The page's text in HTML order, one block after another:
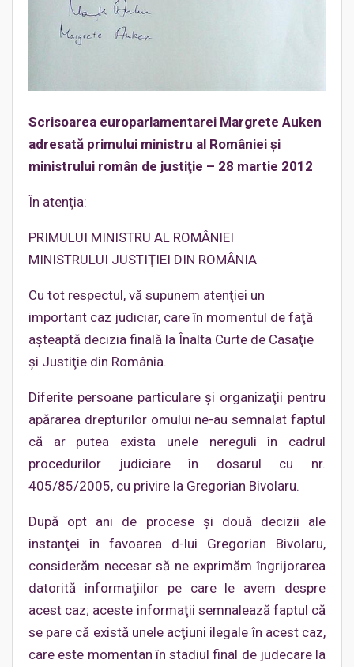
Scrisoarea europarlamentarei Margrete Auken
adresată primului ministru al României şi
ministrului român de justiţie – 28 martie 2012
În atenţia:
PRIMULUI MINISTRU AL ROMÂNIEI
MINISTRULUI JUSTIŢIEI DIN ROMÂNIA
Cu tot respectul, vă supunem atenţiei un
important caz judiciar, care în momentul de faţă
aşteaptă decizia finală la Înalta Curte de Casaţie
şi Justiţie din România.
Diferite persoane particulare şi organizaţii pentru
apărarea drepturilor omului ne-au semnalat faptul
că ar putea exista unele nereguli în cadrul
procedurilor judiciare în dosarul cu nr.
405/85/2005, cu privire la Gregorian Bivolaru.
După opt ani de procese şi două decizii ale
instanţei în favoarea d-lui Gregorian Bivolaru,
considerăm necesar să ne exprimăm îngrijorarea
datorită informaţiilor pe care le avem despre
acest caz; aceste informaţii semnalează faptul că
se pare că există unele acţiuni ilegale în acest caz,
care este momentan în stadiul final de judecare la